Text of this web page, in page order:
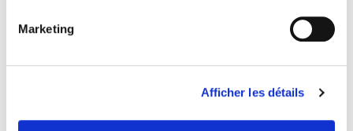
Marketing
Afficher les détails
Souvent recherchés avec
Les combos gagnants